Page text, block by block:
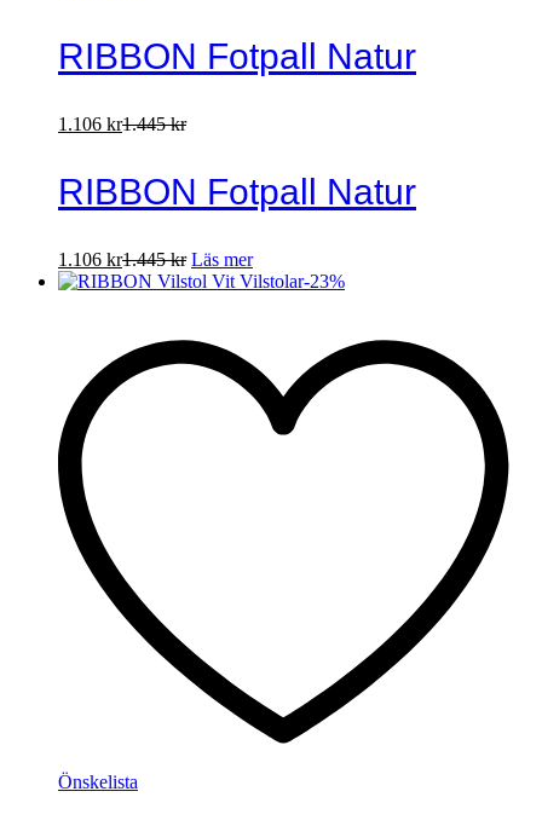
RIBBON Fotpall Natur
1.106 kr1.445kr
RIBBON Fotpall Natur
1.106 kr1.445kr Läs mer
-23%
Önskelista